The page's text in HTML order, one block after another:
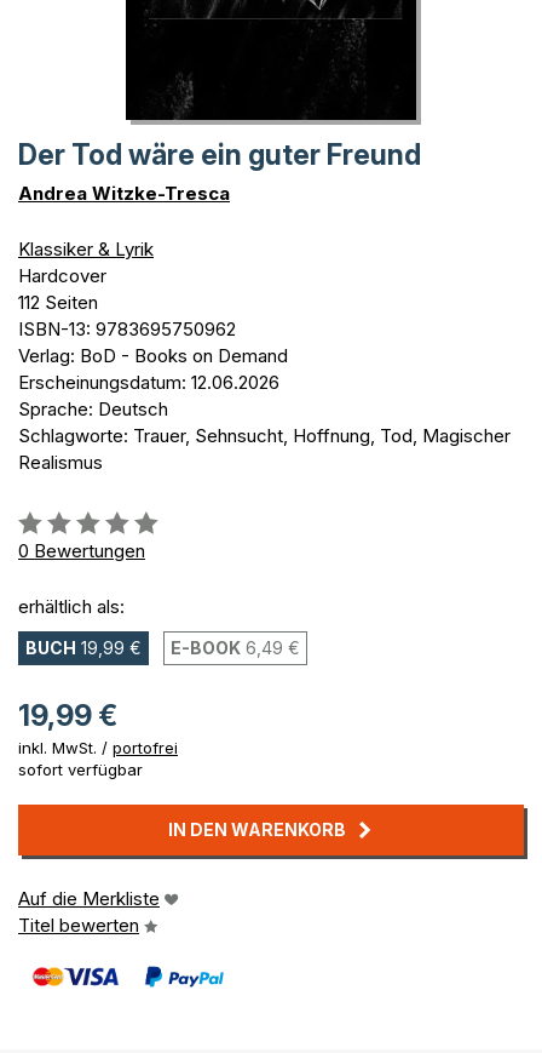
Der Tod wäre ein guter Freund
Andrea Witzke-Tresca
Klassiker & Lyrik
Hardcover
112 Seiten
ISBN-13: 9783695750962
Verlag: BoD - Books on Demand
Erscheinungsdatum: 12.06.2026
Sprache: Deutsch
Schlagworte: Trauer, Sehnsucht, Hoffnung, Tod, Magischer
Realismus
Bewertung::
0%
0 Bewertungen
erhältlich als:
BUCH 19,99 € E-BOOK 6,49 €
19,99 €
inkl. MwSt. / portofrei
sofort verfügbar
IN DEN WARENKORB
Auf die Merkliste
Titel bewerten